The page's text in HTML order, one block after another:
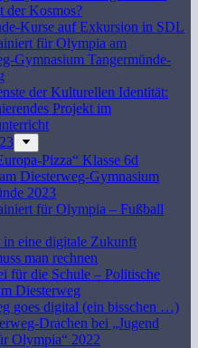
der Kosmos?
Kurse auf Exkursion in SDL
für Olympia am
Gymnasium Tangermünde-
der Kulturellen Identität:
Projekt im
Pizza“ Klasse 6d
Diesterweg-Gymnasium
2023
für Olympia – Fußball
in eine digitale Zukunft
man rechnen
für die Schule – Politische
Diesterweg
goes digital (ein bisschen …)
Drachen bei „Jugend
Olympia“ 2022